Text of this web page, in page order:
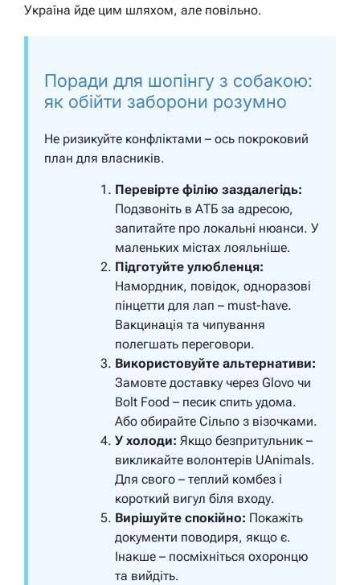
Україна йде цим шляхом, але повільно.
Поради для шопінгу з собакою:
як обійти заборони розумно
Не ризикуйте конфліктами – ось покроковий
план для власників.
Перевірте філію заздалегідь:
Подзвоніть в АТБ за адресою,
запитайте про локальні нюанси. У
маленьких містах лояльніше.
Підготуйте улюбленця:
Намордник, повідок, одноразові
пінцетти для лап – must-have.
Вакцинація та чипування
полегшать переговори.
Використовуйте альтернативи:
Замовте доставку через Glovo чи
Bolt Food – песик спить удома.
Або обирайте Сільпо з візочками.
У холоди: Якщо безпритульник –
викликайте волонтерів UAnimals.
Для свого – теплий комбез і
короткий вигул біля входу.
Вирішуйте спокійно: Покажіть
документи поводиря, якщо є.
Інакше – посміхніться охоронцю
та вийдіть.